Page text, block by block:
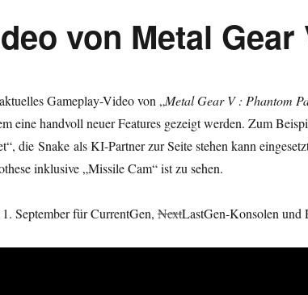
von Metal Gear
Gameplay-Video von „Metal Gear V : Phantom
eine handvoll neuer Features gezeigt werden. Zum
die Snake als KI-Partner zur Seite stehen kann
inklusive „Missile Cam“ ist zu sehen.
September für CurrentGen, NextLastGen-Konsolen und